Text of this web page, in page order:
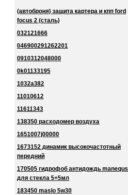
(автоброня) защита картера и кпп ford
focus 2 (сталь)
032121666
046900291262201
0910312048000
0k01133195
1032a382
11010612
11611343
138350 расходомер воздуха
1651007j00000
1673152 динамик высокочастотный
передний
170505 гидрофоб антидождь manequs
для стекла 5+5мл
183450 maslo 5w30